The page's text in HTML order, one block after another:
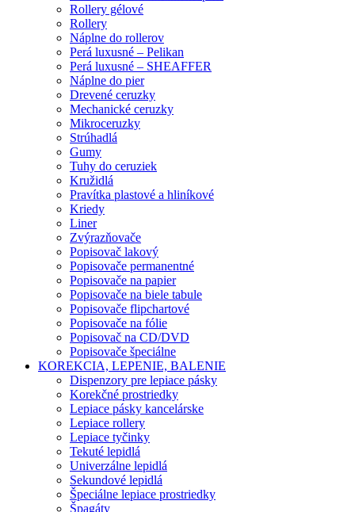
Rollery gélové
Rollery
Náplne do rollerov
Perá luxusné – Pelikan
Perá luxusné – SHEAFFER
Náplne do pier
Drevené ceruzky
Mechanické ceruzky
Mikroceruzky
Strúhadlá
Gumy
Tuhy do ceruziek
Kružidlá
Pravítka plastové a hliníkové
Kriedy
Liner
Zvýrazňovače
Popisovač lakový
Popisovače permanentné
Popisovače na papier
Popisovače na biele tabule
Popisovače flipchartové
Popisovače na fólie
Popisovač na CD/DVD
Popisovače špeciálne
KOREKCIA, LEPENIE, BALENIE
Dispenzory pre lepiace pásky
Korekčné prostriedky
Lepiace pásky kancelárske
Lepiace rollery
Lepiace tyčinky
Tekuté lepidlá
Univerzálne lepidlá
Sekundové lepidlá
Špeciálne lepiace prostriedky
Špagáty